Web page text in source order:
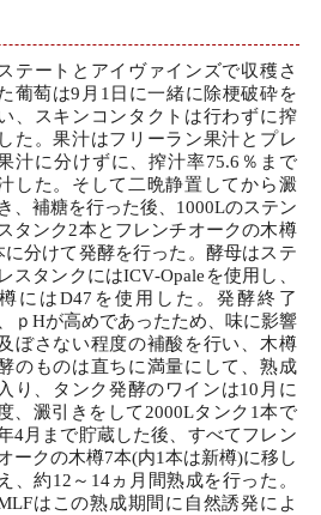
テートとアイヴァインズで収穫さ
葡萄は9月1日に一緒に除梗破砕を
、スキンコンタクトは行わずに搾
た。果汁はフリーラン果汁とプレ
汁に分けずに、搾汁率75.6％まで
した。そして二晩静置してから澱
、補糖を行った後、1000Lのステン
タンク2本とフレンチオークの木樽
に分けて発酵を行った。酵母はステ
スタンクにはICV‐Opaleを使用し、
にはD47を使用した。発酵終了
ｐHが高めであったため、味に影響
ぼさない程度の補酸を行い、木樽
のものは直ちに満量にして、熟成
り、タンク発酵のワインは10月に
、澱引きをして2000Lタンク1本で
4月まで貯蔵した後、すべてフレン
ークの木樽7本(内1本は新樽)に移し
、約12～14ヵ月間熟成を行った。
はこの熟成期間に自然誘発によ